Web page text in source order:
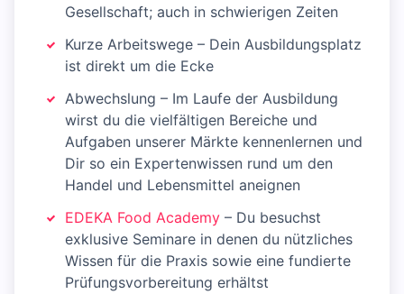
Gesellschaft; auch in schwierigen Zeiten
Kurze Arbeitswege – Dein Ausbildungsplatz
ist direkt um die Ecke
Abwechslung – Im Laufe der Ausbildung
wirst du die vielfältigen Bereiche und
Aufgaben unserer Märkte kennenlernen und
Dir so ein Expertenwissen rund um den
Handel und Lebensmittel aneignen
EDEKA Food Academy – Du besuchst
exklusive Seminare in denen du nützliches
Wissen für die Praxis sowie eine fundierte
Prüfungsvorbereitung erhältst